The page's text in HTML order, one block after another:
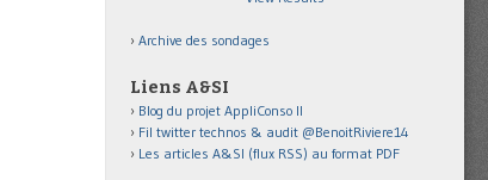
Archive des sondages
Liens A&SI
Blog du projet AppliConso II
Fil twitter technos & audit @BenoitRiviere14
Les articles A&SI (flux RSS) au format PDF